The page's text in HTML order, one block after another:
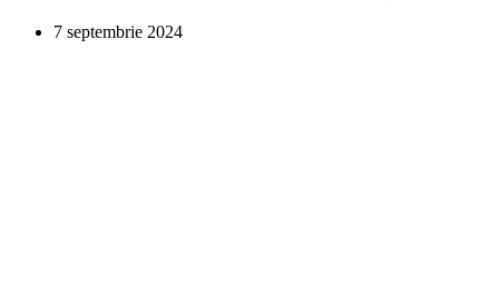
7 septembrie 2024